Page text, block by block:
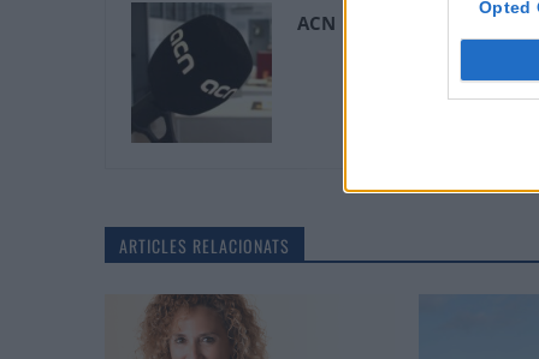
Opted
ACN
ARTICLES RELACIONATS